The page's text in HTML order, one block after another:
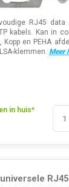
RJ45 data
kabels. Kan in
Kopp en PEHA
klemmen. Meer
in huis*